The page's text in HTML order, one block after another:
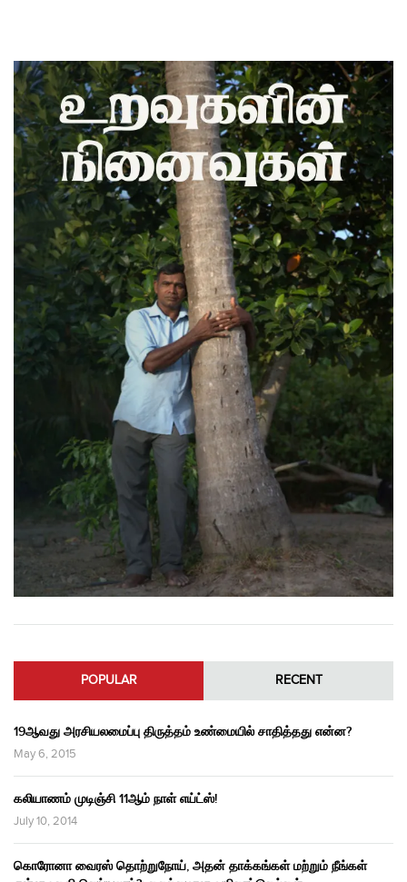
POPULAR RECENT
19ஆவது அரசியலமைப்பு திருத்தம் உண்மையில் சாதித்தது என்ன?
May 6, 2015
கலியாணம் முடிஞ்சி 11ஆம் நாள் எய்ட்ஸ்!
July 10, 2014
கொரோனா வைரஸ் தொற்றுநோய், அதன் தாக்கங்கள் மற்றும் நீங்கள்